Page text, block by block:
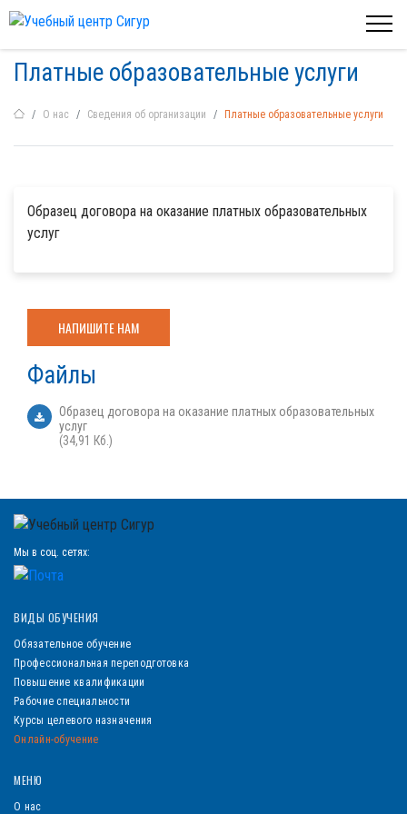
Платные образовательные услуги
О нас Сведения об организации Платные образовательные услуги
Образец договора на оказание платных образовательных
услуг
НАПИШИТЕ НАМ
Файлы
Образец договора на оказание платных образовательных
услуг
(34,91 Кб.)
Мы в соц. сетях:
ВИДЫ ОБУЧЕНИЯ
Обязательное обучение
Профессиональная переподготовка
Повышение квалификации
Рабочие специальности
Курсы целевого назначения
Онлайн-обучение
МЕНЮ
О нас